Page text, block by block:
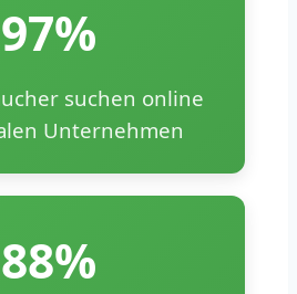
97%
suchen online
Unternehmen
88%